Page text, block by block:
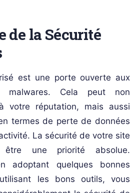
de la Sécurité
est une porte ouverte aux
malwares. Cela peut non
votre réputation, mais aussi
termes de perte de données
La sécurité de votre site
être une priorité absolue.
adoptant quelques bonnes
les bons outils, vous